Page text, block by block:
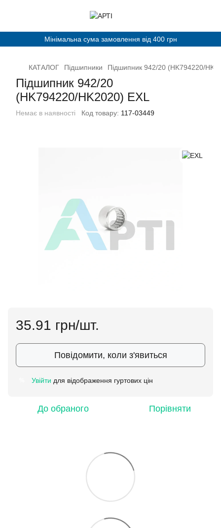
Мінімальна сума замовлення від 400 грн
КАТАЛОГ Підшипники Підшипник 942/20 (HK794220/
Підшипник 942/20
(HK794220/HK2020) EXL
Немає в наявності Код товару: 117-03449
35.91 грн/шт.
Повідомити, коли з'явиться
Увійти для відображення гуртових цін
До обраного Порівняти